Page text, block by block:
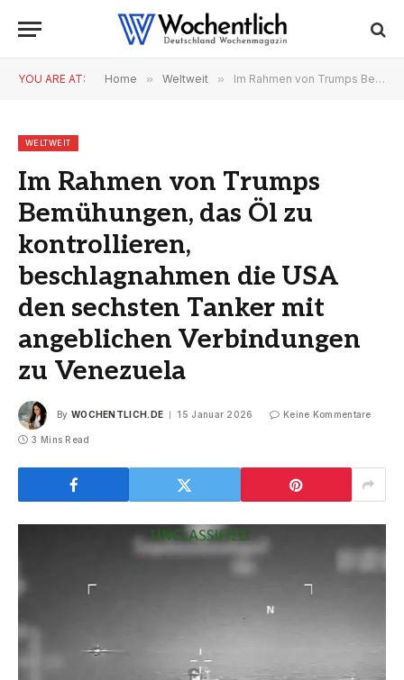
YOU ARE AT: Home » Weltweit » Im Rahmen von Trumps Bemühungen, das Öl zu kontrollieren, beschlagnahmen die USA den sechsten Tanker mit angeblichen Verbindungen zu Venezuela
WELTWEIT
Im Rahmen von Trumps
Bemühungen, das Öl zu
kontrollieren,
beschlagnahmen die USA
den sechsten Tanker mit
angeblichen Verbindungen
zu Venezuela
By WOCHENTLICH.DE 15 Januar 2026 Keine Kommentare
3 Mins Read